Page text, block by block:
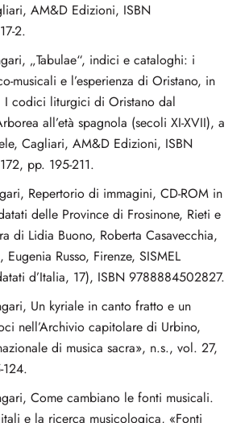
AM&D Edizioni, ISBN
2.
„Tabulae“, indici e cataloghi: i
musicali e l’esperienza di Oristano, in
I codici liturgici di Oristano dal
all’età spagnola (secoli XI-XVII), a
Cagliari, AM&D Edizioni, ISBN
pp. 195-211.
Repertorio di immagini, CD-ROM in
delle Province di Frosinone, Rieti e
di Lidia Buono, Roberta Casavecchia,
Russo, Firenze, SISMEL
d’Italia, 17), ISBN 9788884502827.
Un kyriale in canto fratto e un
nell’Archivio capitolare di Urbino,
di musica sacra», n.s., vol. 27,
Come cambiano le fonti musicali.
e la ricerca musicologica, «Fonti